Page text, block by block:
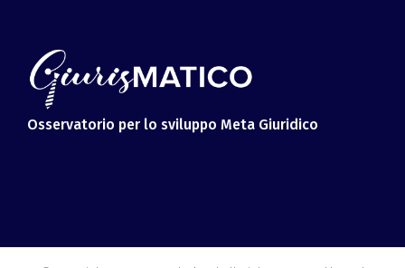
Osservatorio per lo sviluppo Meta Giuridico